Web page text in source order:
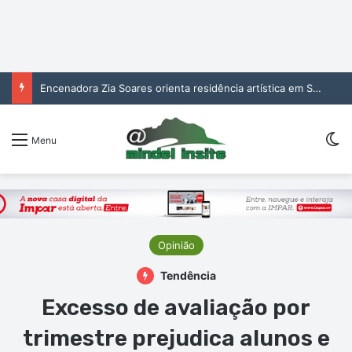
Encenadora Zia Soares orienta residência artística em São Vicente
Menu
Opinião
Tendência
Excesso de avaliação por
trimestre prejudica alunos e